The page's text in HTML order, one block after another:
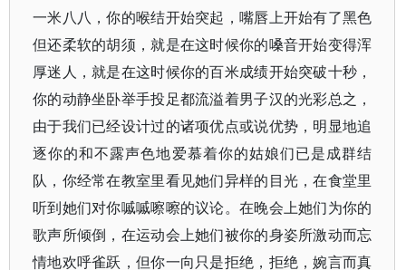
一米八八，你的喉结开始突起，嘴唇上开始有了黑色
但还柔软的胡须，就是在这时候你的嗓音开始变得浑
厚迷人，就是在这时候你的百米成绩开始突破十秒，
你的动静坐卧举手投足都流溢着男子汉的光彩总之，
由于我们已经设计过的诸项优点或说优势，明显地追
逐你的和不露声色地爱慕着你的姑娘们已是成群结
队，你经常在教室里看见她们异样的目光，在食堂里
听到她们对你嘁嘁嚓嚓的议论。在晚会上她们为你的
歌声所倾倒，在运动会上她们被你的身姿所激动而忘
情地欢呼雀跃，但你一向只是拒绝，拒绝，婉言而真